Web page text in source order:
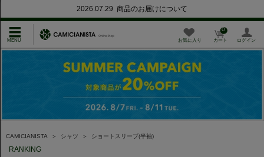
2026.07.29 商品のお届けについて
お気に入り カート
0
ログイン
CAMICIANISTA ＞ シャツ ＞ ショートスリーブ(半袖)
RANKING